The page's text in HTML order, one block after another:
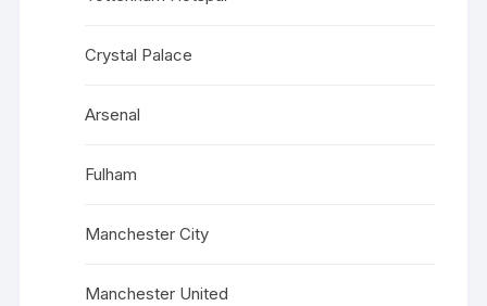
Crystal Palace
Arsenal
Fulham
Manchester City
Manchester United